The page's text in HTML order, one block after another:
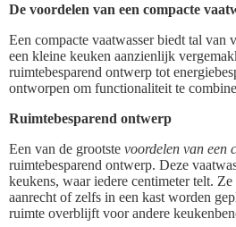
De voordelen van een compacte
Een compacte vaatwasser biedt tal van
een kleine keuken aanzienlijk
ruimtebesparend ontwerp tot
ontworpen om functionaliteit te
Ruimtebesparend ontwerp
Een van de grootste voordelen van een
ruimtebesparend ontwerp. Deze
keukens, waar iedere centimeter telt.
aanrecht of zelfs in een kast worden
ruimte overblijft voor andere